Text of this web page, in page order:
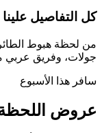
كل التفاصيل علينا
من لحظة هبوط
جولات، وفريق عربي
سافر هذا الأسبوع
عروض اللحظة